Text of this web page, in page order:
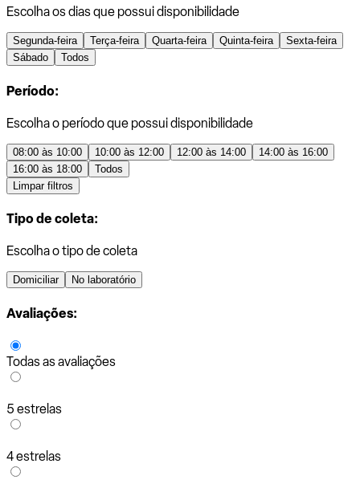
Escolha os dias que possui disponibilidade
Segunda-feira Terça-feira Quarta-feira Quinta-feira
Sexta-feira
Sábado
Todos
Período:
Escolha o período que possui disponibilidade
08:00 às 10:00 10:00 às 12:00 12:00 às 14:00
14:00 às 16:00
16:00 às 18:00
Todos
Limpar filtros
Tipo de coleta:
Escolha o tipo de coleta
Domiciliar No laboratório
Avaliações:
Todas as avaliações
5 estrelas
4 estrelas